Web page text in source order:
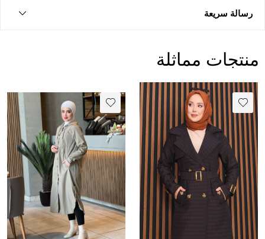
رسالة سريعة
منتجات مماثلة